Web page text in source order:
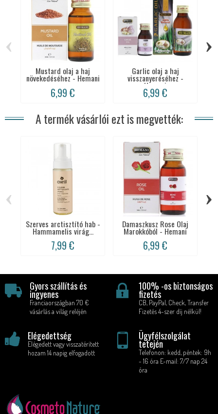
Mustard olaj a haj
növekedéséhez - Hemani
6,99 €
Garlic olaj a haj
visszanyeréséhez -
Hemani
6,99 €
‹ ›
A termék vásárlói ezt is megvették:
Szerves arctisztító hab -
Hammamelis virág...
7,99 €
Damaszkusz Rose Olaj
Marokkóból - Hemani
6,99 €
‹ ›
Gyors szállítás és
ingyenes
Franciaországban 70 €
vásárlás a világ reléjén
100% -os biztonságos
fizetés
CB, PayPal, Check, Transfer
Fizetés 4-szer díj nélkül!
Elégedettség
Elégedett vagy visszatérített
hozam 14 napig elfogadott
Ügyfélszolgálat
tetején
Telefonon: kedd, péntek: 9h
- 16 óra E-mail: 7/7 nap 24
óra